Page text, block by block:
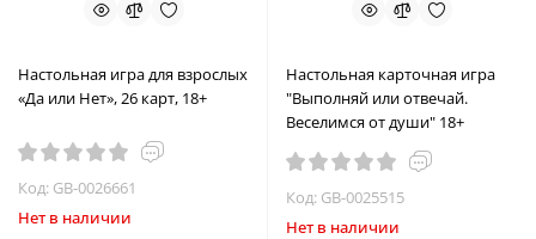
Настольная игра для взрослых
«Да или Нет», 26 карт, 18+
Код: GB-0026661
Нет в наличии
Настольная карточная игра
"Выполняй или отвечай.
Веселимся от души" 18+
Код: GB-0025515
Нет в наличии